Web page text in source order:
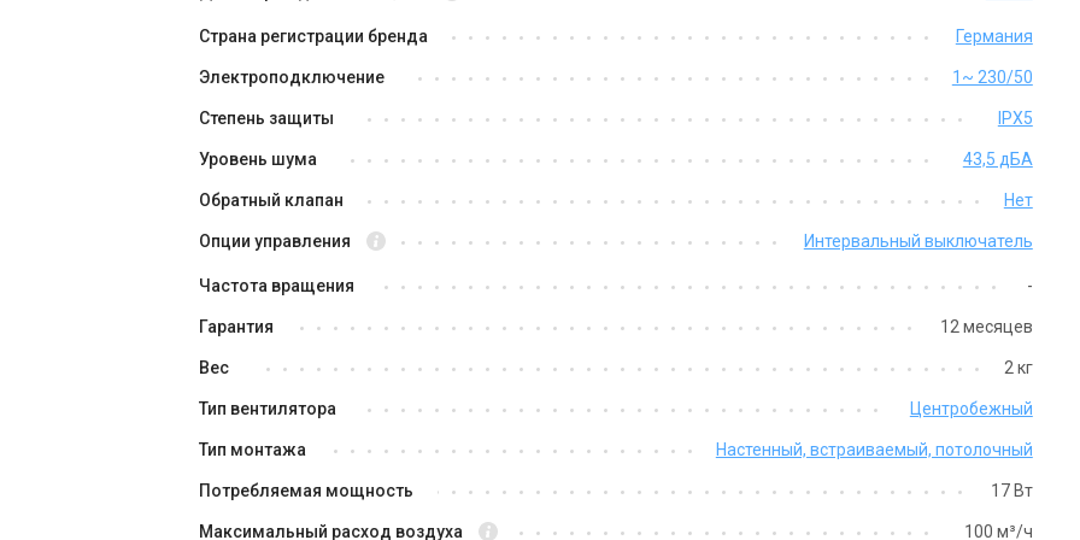
21 600 грн26 488 грн
В наличии Отзывы 4
Акция Подарок Топ
Вентилятор для ванной Meltem
VARIO-II 60-BM-N
20 410 грн25 858 грн
Акция
Meltem V-II UBK Огнестойкий
5 800 грн 7 343 грн
Под заказ
Акция Подарок Топ
Вентилятор для ванной Meltem
VARIO-II 60-BM-I
22 400 грн 28 376 грн
Страна регистрации бренда Германия
Электроподключение 1~ 230/50
Степень защиты IPX5
Уровень шума 43,5 дБА
Обратный клапан Нет
Опции управления Интервальный выключатель
Частота вращения -
Гарантия 12 месяцев
Вес 2 кг
Тип вентилятора Центробежный
Тип монтажа Настенный, встраиваемый, потолочный
Потребляемая мощность 17 Вт
Максимальный расход воздуха 100 м³/ч